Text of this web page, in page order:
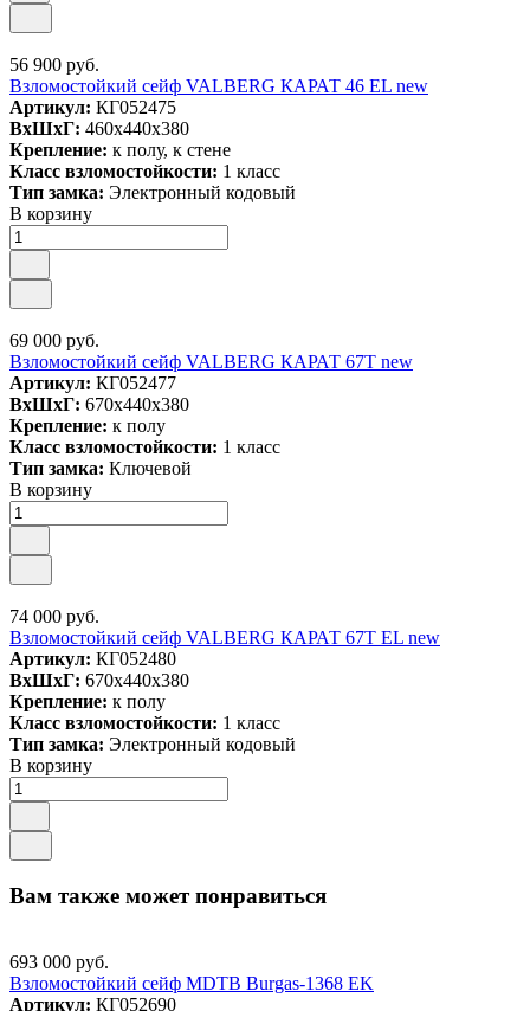
56 900 руб.
Взломостойкий сейф VALBERG КАРАТ 46 EL new
Артикул: КГ052475
ВxШxГ: 460x440x380
Крепление: к полу, к стене
Класс взломостойкости: 1 класс
Тип замка: Электронный кодовый
В корзину
69 000 руб.
Взломостойкий сейф VALBERG КАРАТ 67T new
Артикул: КГ052477
ВxШxГ: 670x440x380
Крепление: к полу
Класс взломостойкости: 1 класс
Тип замка: Ключевой
В корзину
74 000 руб.
Взломостойкий сейф VALBERG КАРАТ 67T EL new
Артикул: КГ052480
ВxШxГ: 670x440x380
Крепление: к полу
Класс взломостойкости: 1 класс
Тип замка: Электронный кодовый
В корзину
Вам также может понравиться
693 000 руб.
Взломостойкий сейф MDTB Burgas-1368 EK
Артикул: КГ052690